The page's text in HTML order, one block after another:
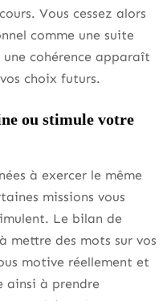
Vous cessez alors
comme une suite
une cohérence apparaît
choix futurs.
ou stimule votre
à exercer le même
missions vous
Le bilan de
mettre des mots sur vos
motive réellement et
ainsi à prendre